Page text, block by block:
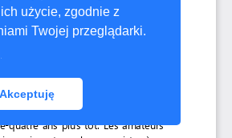
użycie, zgodnie z
Twojej przeglądarki.
Akceptuję